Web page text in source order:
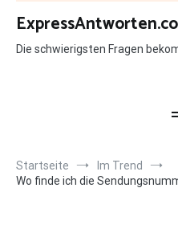
Zum
Inhalt
springen
Die schwierigsten Fragen
Startseite
Im Trend
Wo finde ich die